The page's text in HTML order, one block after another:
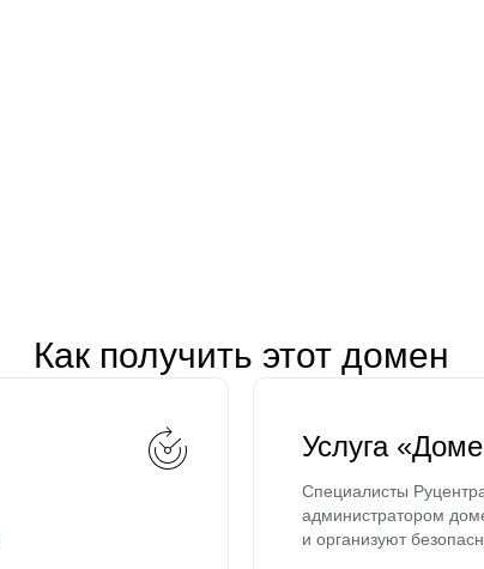
Как получить этот домен
Услуга
Специалисты
администратором
и организуют